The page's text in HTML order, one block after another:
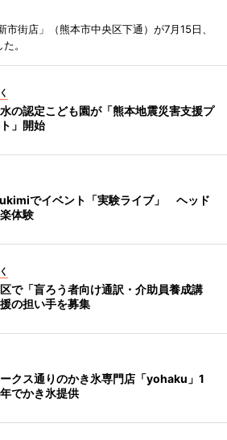
街店」（熊本市中央区下通）が7月15日、
。
の認定こども園が「熊本地震災害支援プ
」開始
でイベント「実験ライブ」 ヘッド
体験
で「盲ろう者向け通訳・介助員養成講
の担い手を募集
クス通りのかき氷専門店「yohaku」1
でかき氷提供